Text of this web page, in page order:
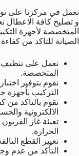
نعمل في مركزنا على
و تصليح كافة الاعطال
المتخصصة لأجهزة
الصيانة للتاكد من
نعمل على تنظيف
المتخصصة.
نقوم بتوفير
التركيب بأجهزة
نقوم بالتاكد من
الالكترونية
تعبئة غاز
الحرارة.
تغيير القطع
التأكد من عدم